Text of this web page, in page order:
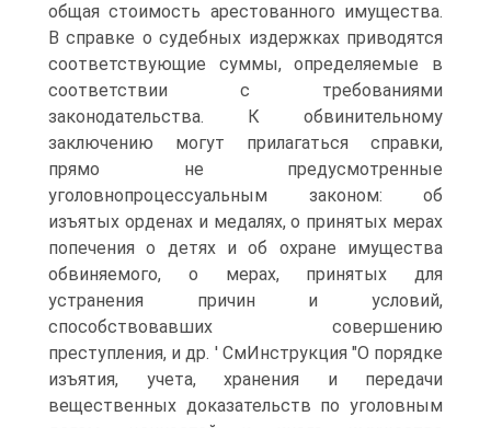
общая стоимость арестованного имущества.
В справке о судебных издержках приводятся
соответствующие суммы, определяемые в
соответствии с требованиями
законодательства. К обвинительному
заключению могут прилагаться справки,
прямо не предусмотренные
уголовнопроцессуальным законом: об
изъятых орденах и медалях, о принятых мерах
попечения о детях и об охране имущества
обвиняемого, о мерах, принятых для
устранения причин и условий,
способствовавших совершению
преступления, и др. ' СмИнструкция "О порядке
изъятия, учета, хранения и передачи
вещественных доказательств по уголовным